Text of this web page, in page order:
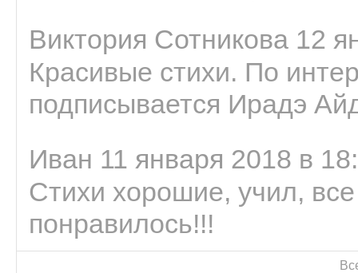
Виктория Сотникова 12
Красивые стихи. По
подписывается Ирадэ
Иван 11 января 2018 в
Стихи хорошие, учил,
понравилось!!!